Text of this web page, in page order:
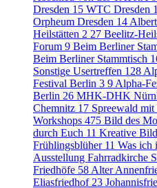
Dresden 15 WTC Dresden
Orpheum Dresden 14
Heilstätten 2 27 Beelitz-
Forum 9 Beim Berliner
Beim Berliner Stammtisch
Sonstige Usertreffen 128
Festival Berlin 3 9 Alpha-
Berlin 26 MHK-DHK
Chemnitz 17 Spreewald
Workshops 475 Bild des
durch Euch 11 Kreative
Frühlingsblüher 11 Was ich
Ausstellung Fahrradkirche
Friedhöfe 58 Alter
Eliasfriedhof 23